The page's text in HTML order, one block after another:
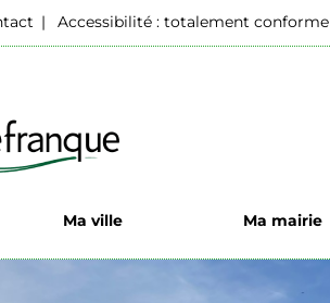
Accessibilité : totalement conforme
Ma ville Ma mairie